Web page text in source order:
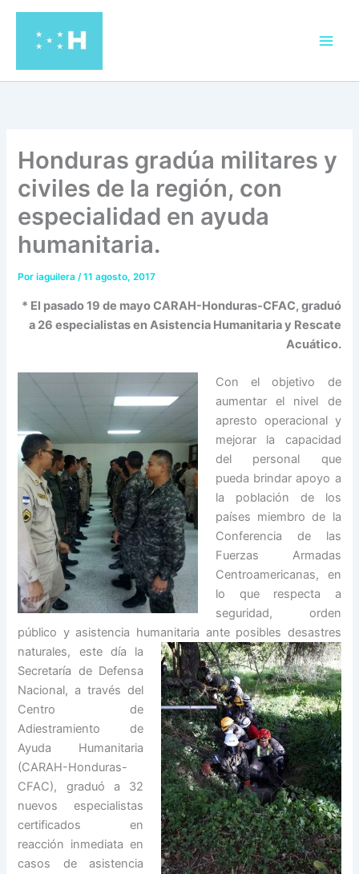
contenido
Honduras gradúa militares y
civiles de la región, con
especialidad en ayuda
humanitaria.
Poriaguilera/11 agosto, 2017
* El pasado 19 de mayo CARAH-Honduras-CFAC, graduó
a 26 especialistas en Asistencia Humanitaria y Rescate
Acuático.
Con el objetivo de
aumentar el nivel de
apresto operacional y
mejorar la capacidad
del personal que
pueda brindar apoyo a
la población de los
países miembro de la
Conferencia de las
Fuerzas Armadas
Centroamericanas, en
lo que respecta a
seguridad, orden
público y asistencia humanitaria ante posibles desastres
naturales, este día la
Secretaría de Defensa
Nacional, a través del
Centro de
Adiestramiento de
Ayuda Humanitaria
(CARAH-Honduras-
CFAC), graduó a 32
nuevos especialistas
certificados en
reacción inmediata en
casos de asistencia